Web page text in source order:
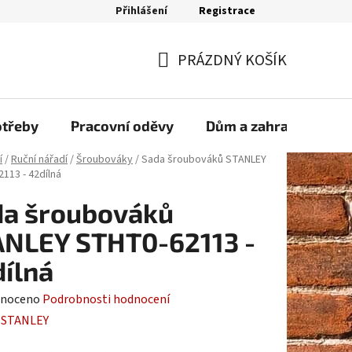
Přihlášení Registrace
KOŠÍK
PRÁZDNÝ KOŠÍK
Pracovní oděvy Dům a zahrada
/Ruční nářadí/Šroubováky/Sada šroubováků STANLEY
- 42dílná
šroubováků
STHT0-62113 -
Podrobnosti hodnocení
STANLEY